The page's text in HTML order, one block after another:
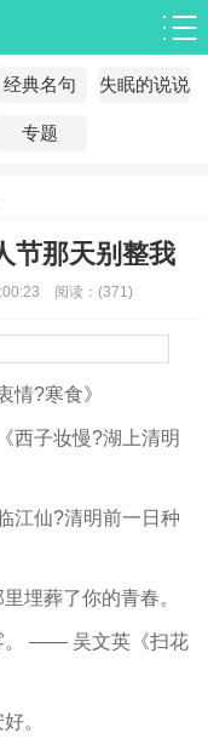
经典名句 失眠的说说
专题
节那天别整我
阅读： (371)
?寒食》
西子妆慢?湖上清明
江仙?清明前一日种
埋葬了你的青春。
。 —— 吴文英《扫花
。